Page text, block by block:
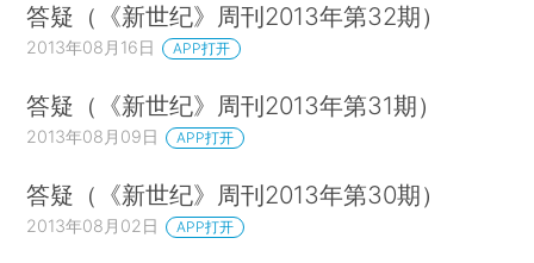
答疑（《新世纪》周刊2013年第32期）
2013年08月16日 APP打开
答疑（《新世纪》周刊2013年第31期）
2013年08月09日 APP打开
答疑（《新世纪》周刊2013年第30期）
2013年08月02日 APP打开